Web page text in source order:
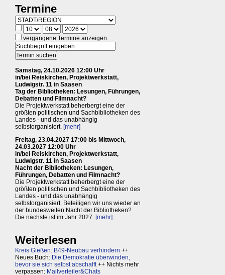
Termine
vergangene Termine anzeigen
Samstag, 24.10.2026 12:00 Uhr
in/bei Reiskirchen, Projektwerkstatt,
Ludwigstr. 11 in Saasen
Tag der Bibliotheken: Lesungen, Führungen,
Debatten und Filmnacht?
Die Projektwerkstatt beherbergt eine der
größten politischen und Sachbibliotheken des
Landes - und das unabhängig
selbstorganisiert. [mehr]
Freitag, 23.04.2027 17:00 bis Mittwoch,
24.03.2027 12:00 Uhr
in/bei Reiskirchen, Projektwerkstatt,
Ludwigstr. 11 in Saasen
Nacht der Bibliotheken: Lesungen,
Führungen, Debatten und Filmnacht?
Die Projektwerkstatt beherbergt eine der
größten politischen und Sachbibliotheken des
Landes - und das unabhängig
selbstorganisiert. Beteiligen wir uns wieder an
der bundesweiten Nacht der Bibliotheken?
Die nächste ist im Jahr 2027. [mehr]
Weiterlesen
Kreis Gießen: B49-Neubau verhindern ++
Neues Buch: Die Demokratie überwinden,
bevor sie sich selbst abschafft++ Nichts mehr
verpassen: Mailverteiler&Chats